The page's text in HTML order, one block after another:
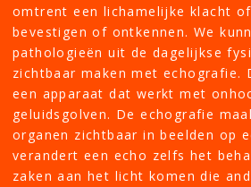
omtrent een lichamelijke klacht
bevestigen of ontkennen. We
pathologieën uit de dagelijkse
zichtbaar maken met echografie.
een apparaat dat werkt met
geluidsgolven. De echografie
organen zichtbaar in beelden op
verandert een echo zelfs het
zaken aan het licht komen die